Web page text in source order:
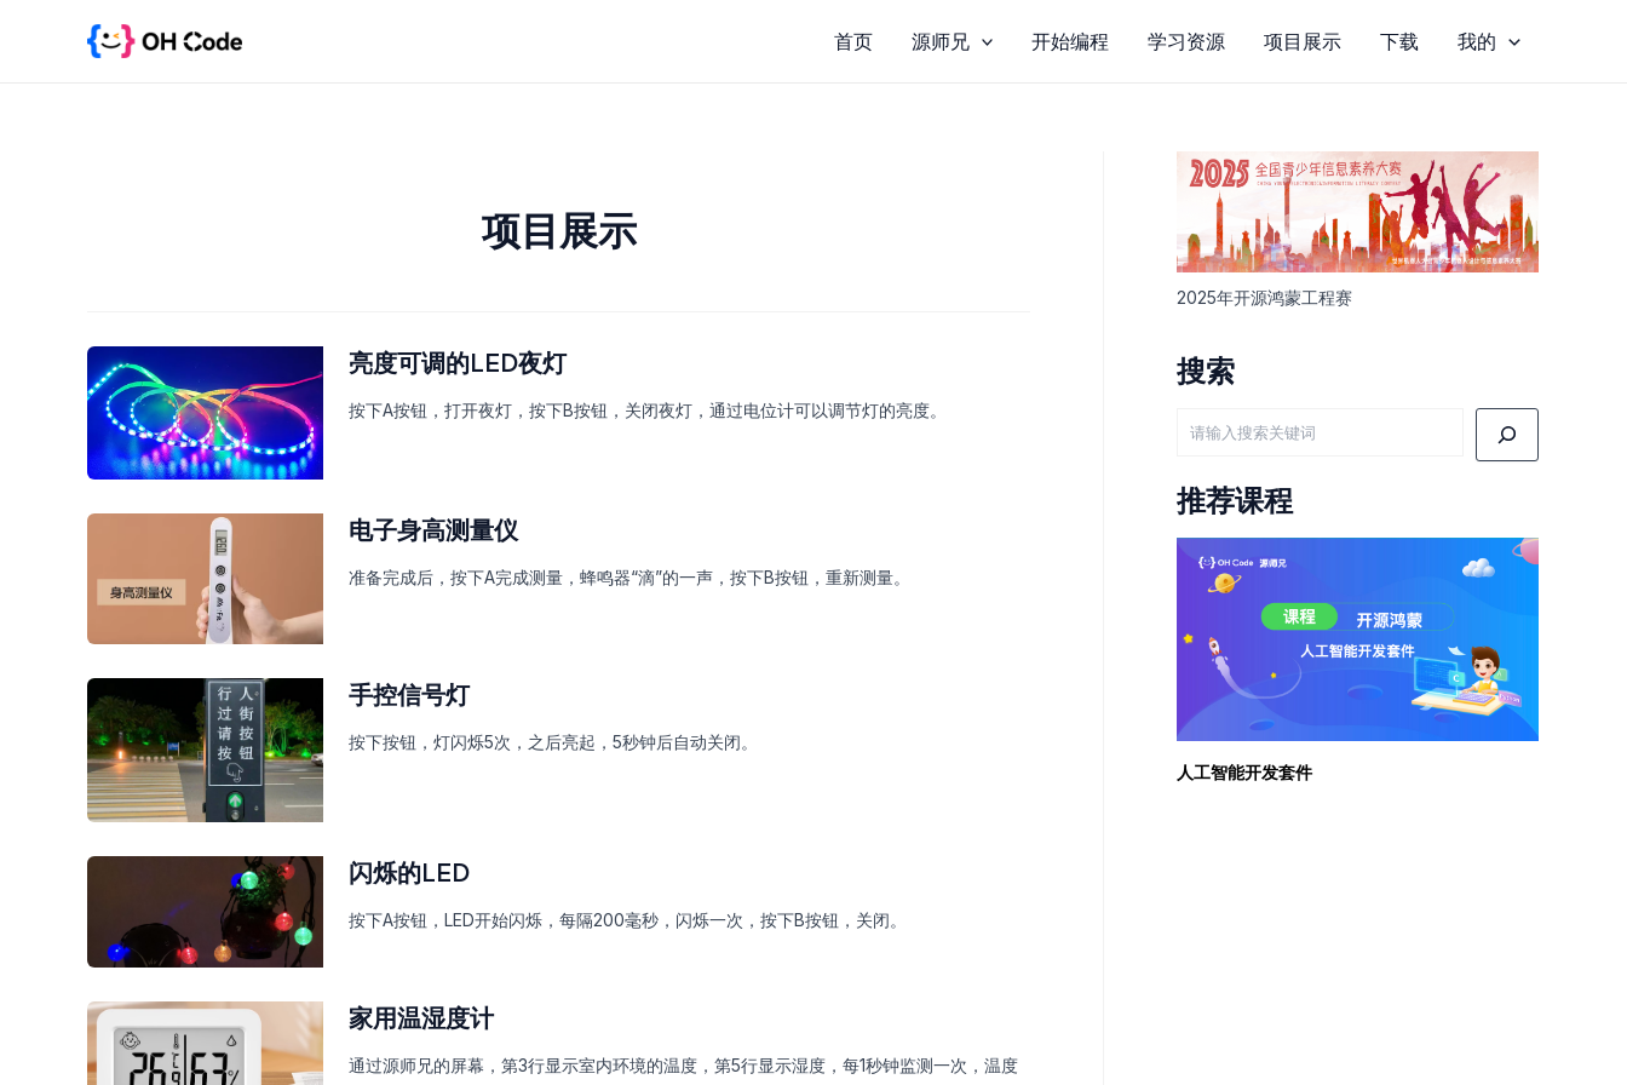
首页 源师兄 开始编程 学习资源 项目展示 下载 我的
项目展示
亮度可调的LED夜灯
按下A按钮，打开夜灯，按下B按钮，关闭夜灯，通过电位计可以调节灯的亮度。
电子身高测量仪
准备完成后，按下A完成测量，蜂鸣器“滴”的一声，按下B按钮，重新测量。
手控信号灯
按下按钮，灯闪烁5次，之后亮起，5秒钟后自动关闭。
闪烁的LED
按下A按钮，LED开始闪烁，每隔200毫秒，闪烁一次，按下B按钮，关闭。
家用温湿度计
通过源师兄的屏幕，第3行显示室内环境的温度，第5行显示湿度，每1秒钟监测一次，温度
2025年开源鸿蒙工程赛
搜索
推荐课程
人工智能开发套件